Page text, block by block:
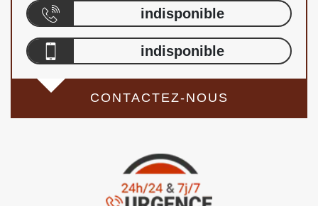
indisponible
indisponible
CONTACTEZ-NOUS